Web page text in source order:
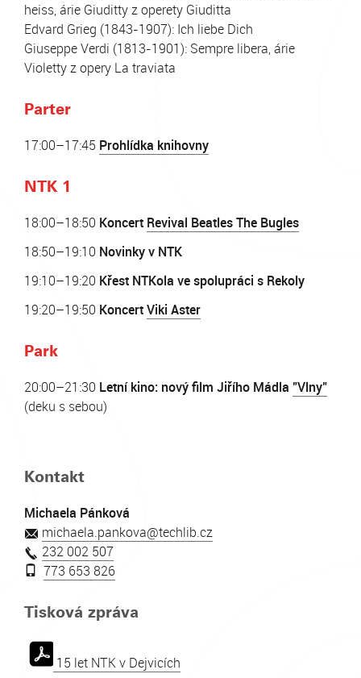
heiss, árie Giuditty z operety Giuditta
Edvard Grieg (1843-1907): Ich liebe Dich
Giuseppe Verdi (1813-1901): Sempre libera, árie
Violetty z opery La traviata
Parter
17:00–17:45 Prohlídka knihovny
NTK 1
18:00–18:50 Koncert Revival Beatles The Bugles
18:50–19:10 Novinky v NTK
19:10–19:20 Křest NTKola ve spolupráci s Rekoly
19:20–19:50 KoncertViki Aster
Park
20:00–21:30 Letní kino: nový film Jiřího Mádla "Vlny"
(deku s sebou)
Kontakt
Michaela Pánková
michaela.pankova@techlib.cz
232 002 507
773 653 826
Tisková zpráva
15 let NTK v Dejvicích